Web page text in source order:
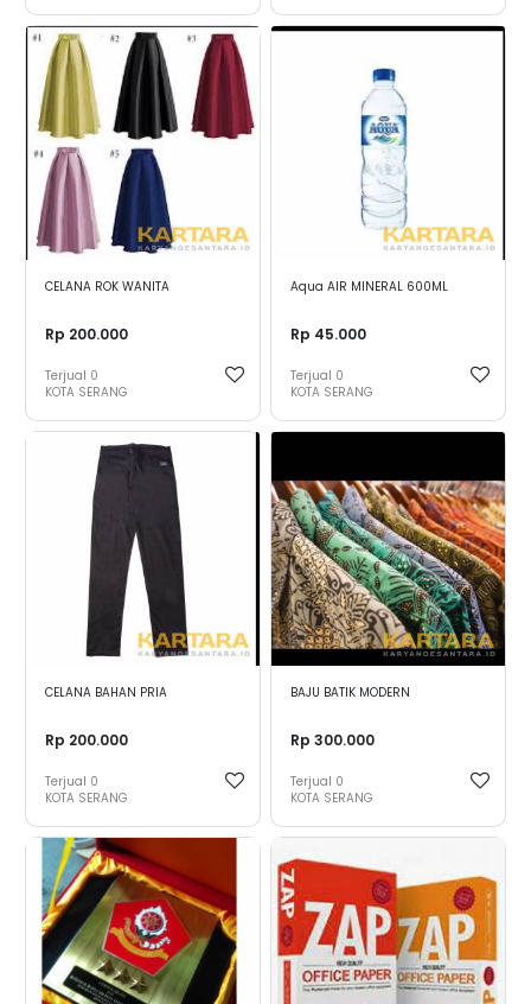
CELANA ROK WANITA
Rp 200.000
Terjual 0
KOTA SERANG
Aqua AIR MINERAL 600ML
Rp 45.000
Terjual 0
KOTA SERANG
CELANA BAHAN PRIA
Rp 200.000
Terjual 0
KOTA SERANG
BAJU BATIK MODERN
Rp 300.000
Terjual 0
KOTA SERANG